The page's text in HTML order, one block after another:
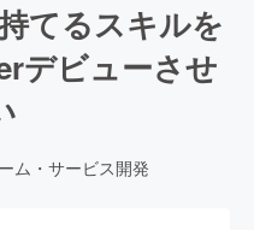
てるスキルを
デビューさせ
ム・サービス開発